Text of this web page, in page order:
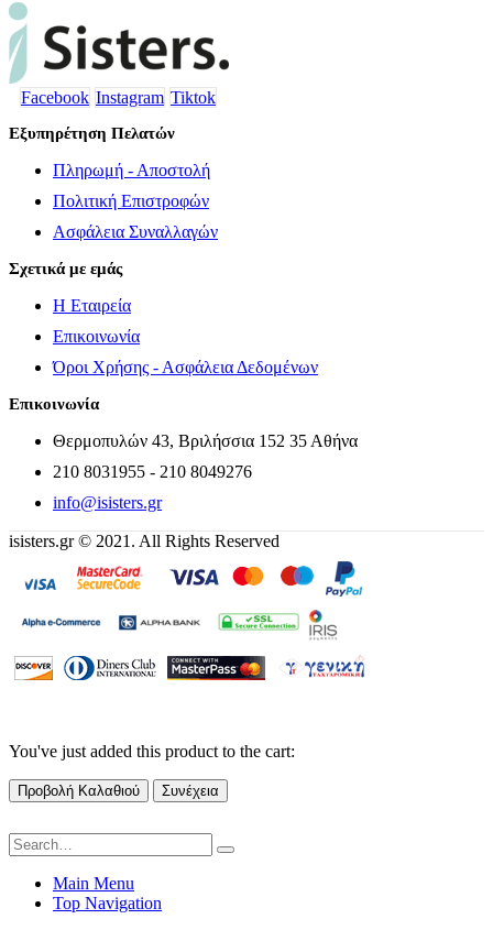
Facebook Instagram Tiktok
Εξυπηρέτηση Πελατών
Πληρωμή - Αποστολή
Πολιτική Επιστροφών
Ασφάλεια Συναλλαγών
Σχετικά με εμάς
Η Εταιρεία
Επικοινωνία
Όροι Χρήσης - Ασφάλεια Δεδομένων
Επικοινωνία
Θερμοπυλών 43, Βριλήσσια 152 35 Αθήνα
210 8031955 - 210 8049276
info@isisters.gr
isisters.gr © 2021. All Rights Reserved
You've just added this product to the cart:
Προβολή Καλαθιού Συνέχεια
Main Menu
Top Navigation